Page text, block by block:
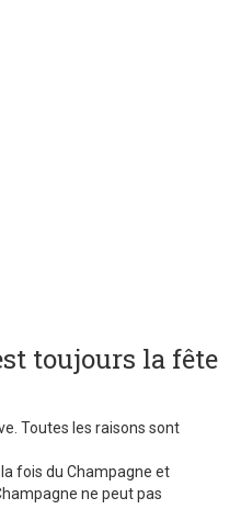
toujours la fête
Toutes les raisons sont
fois du Champagne et
ne peut pas